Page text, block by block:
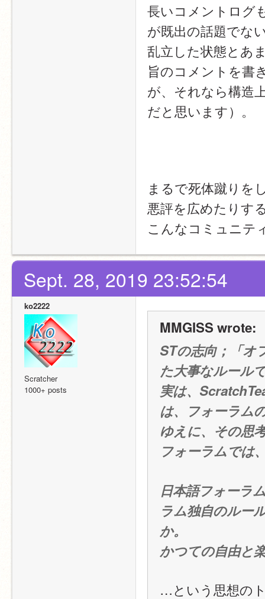
長いコメントログ
が既出の話題でな
乱立した状態とあ
旨のコメントを書
が、それなら構造
だと思います）。
まるで死体蹴りを
悪評を広めたりす
こんなコミュニテ
Sept. 28, 2019 23:52:54
ko2222
Scratcher
1000+ posts
MMGISS wrote:
STの志向；「オ
た大事なルール
実は、
は、フォーラム
ゆえに、その思
フォーラムでは
日本語フォーラ
ラム独自のルー
か。
かつての自由と
…という思想の